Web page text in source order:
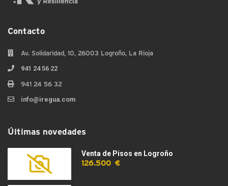
Contacto
Av. Solidaridad, 10, 26003 Logroño, La Rioja
941 24 56 22
941 24 56 32
info@iregua.com
Últimas novedades
Venta de Pisos en Logroño
126.500 €